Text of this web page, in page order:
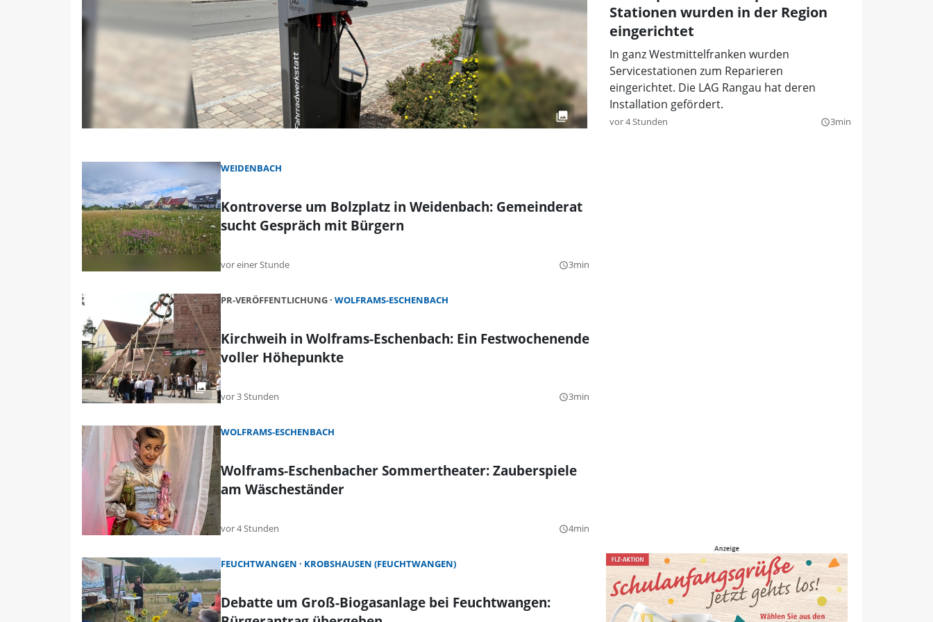
Stationen wurden in der Region
eingerichtet
In ganz Westmittelfranken wurden
Servicestationen zum Reparieren
eingerichtet. Die LAG Rangau hat deren
Installation gefördert.
vor 4 Stunden query_builder3min
WEIDENBACH
Kontroverse um Bolzplatz in Weidenbach: Gemeinderat
sucht Gespräch mit Bürgern
vor einer Stunde query_builder3min
PR-VERÖFFENTLICHUNG WOLFRAMS-ESCHENBACH
Kirchweih in Wolframs-Eschenbach: Ein Festwochenende
voller Höhepunkte
vor 3 Stunden query_builder3min
WOLFRAMS-ESCHENBACH
Wolframs-Eschenbacher Sommertheater: Zauberspiele
am Wäscheständer
vor 4 Stunden query_builder4min
FEUCHTWANGEN KROBSHAUSEN (FEUCHTWANGEN)
Debatte um Groß-Biogasanlage bei Feuchtwangen: